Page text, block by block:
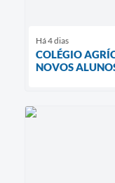
Há 4 dias
COLÉGIO
NOVOS